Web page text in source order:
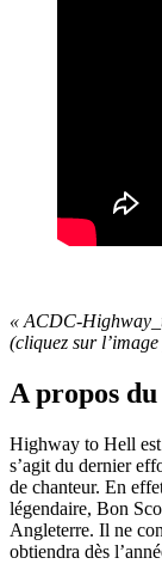
« ACDC-
(cliquez sur
A propos
Highway to Hell
s’agit du dernier
de chanteur. En
légendaire, Bon
Angleterre. Il ne
obtiendra dès